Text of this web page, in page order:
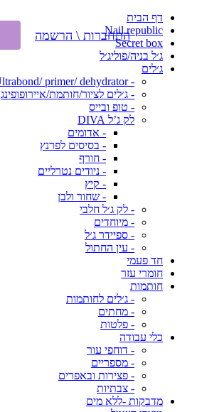
דף הבית
Nail republic
Secret box
ג׳ל בניה/פוליג׳ל
ג׳לים
- Ultrabond/ primer/ dehydrator
- ג׳לים לציור/חותמת/איירופופינג
- טופ ובייס
לק ג’ל DIVA
- אדומים
- בסיסים לפרנץ
- חורף
- ניודים נטרליים
- קיץ
- שחור ולבן
- לק ג׳ל חלבי
- מיוחדים
- ספיידר ג׳ל
- עין החתול
חד פעמי
חומרי עזר
חותמות
- ג׳לים לחותמות
- מחתים
- פלטות
כלי עבודה
- דוחפי עור
- מספריים
- פצירות ובאפרים
- צבתיות
מדבקות -ללא מים
התחברות \ הרשמה